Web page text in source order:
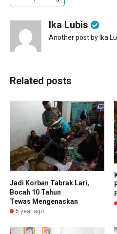
Ika Lubis
Another post by Ika
Related posts
Jadi Korban Tabrak Lari,
Bocah 10 Tahun
Tewas Mengenaskan
5 year ago